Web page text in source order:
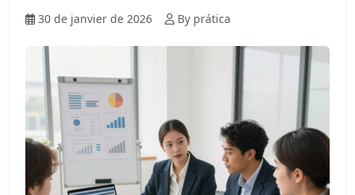
30 de janvier de 2026 By prática